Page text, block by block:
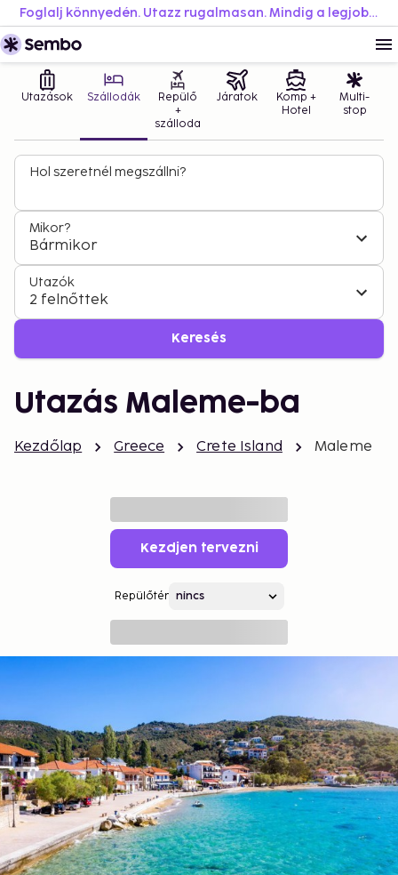
Foglalj könnyedén. Utazz rugalmasan. Mindig a legjobb áron.
Utazások Szállodák
Repülő
+
szálloda
Járatok
Komp +
Hotel
Multi-
stop
Hol szeretnél megszállni?
Mikor?
Bármikor
Utazók
2 felnőttek
Keresés
Utazás Maleme-ba
Kezdőlap Greece Crete Island Maleme
Kezdjen tervezni
Repülőtér